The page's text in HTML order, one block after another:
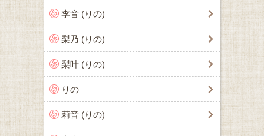
李音 (りの)
梨乃 (りの)
梨叶 (りの)
りの
莉音 (りの)